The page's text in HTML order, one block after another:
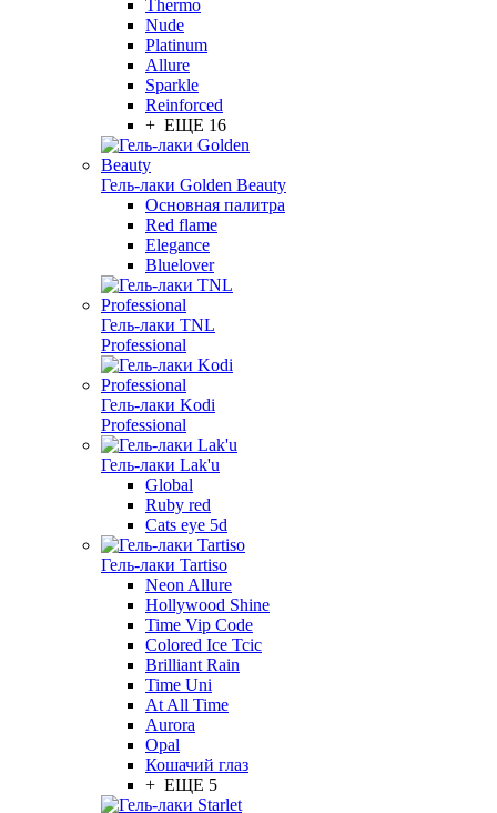
Thermo
Nude
Platinum
Allure
Sparkle
Reinforced
+ ЕЩЕ 16
Гель-лаки Golden Beauty
Основная палитра
Red flame
Elegance
Bluelover
Гель-лаки TNL
Professional
Гель-лаки Kodi
Professional
Гель-лаки Lak'u
Global
Ruby red
Cats eye 5d
Гель-лаки Tartiso
Neon Allure
Hollywood Shine
Time Vip Code
Colored Ice Tcic
Brilliant Rain
Time Uni
At All Time
Aurora
Opal
Кошачий глаз
+ ЕЩЕ 5